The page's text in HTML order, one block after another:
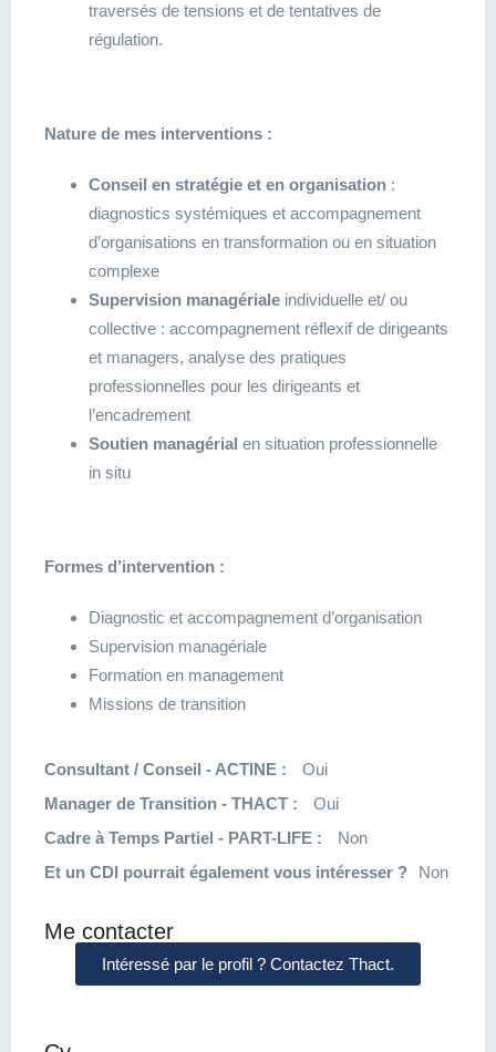
traversés de tensions et de tentatives de
régulation.
Nature de mes interventions :
Conseil en stratégie et en organisation :
diagnostics systémiques et accompagnement
d’organisations en transformation ou en situation
complexe
Supervision managériale individuelle et/ ou
collective : accompagnement réflexif de dirigeants
et managers, analyse des pratiques
professionnelles pour les dirigeants et
l’encadrement
Soutien managérial en situation professionnelle
in situ
Formes d’intervention :
Diagnostic et accompagnement d’organisation
Supervision managériale
Formation en management
Missions de transition
Consultant / Conseil - ACTINE :
Oui
Manager de Transition - THACT :
Oui
Cadre à Temps Partiel - PART-LIFE :
Non
Et un CDI pourrait également vous intéresser ?
Non
Me contacter
Intéressé par le profil ? Contactez Thact.